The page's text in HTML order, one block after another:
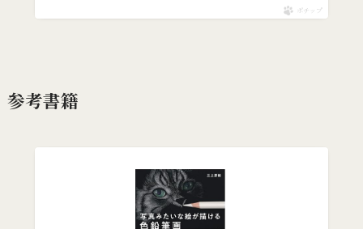
ポチップ
参考書籍